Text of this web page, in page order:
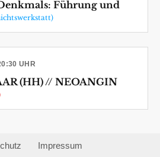
Führung und
UHR
(HH) // NEOANGIN
Impressum